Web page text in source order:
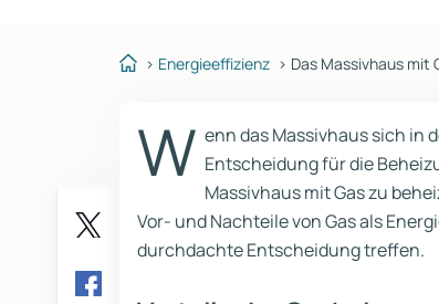
Energieeffizienz Das Massivhaus mit
W enn das Massivhaus sich in
Entscheidung für die
Massivhaus mit Gas zu
Vor- und Nachteile von Gas als
durchdachte Entscheidung treffen.